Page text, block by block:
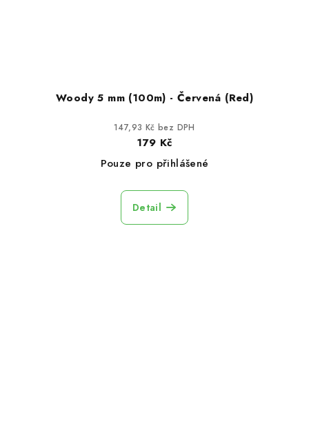
Woody 5 mm (100m) - Červená (Red)
147,93 Kč bez DPH
179 Kč
Pouze pro přihlášené
Detail